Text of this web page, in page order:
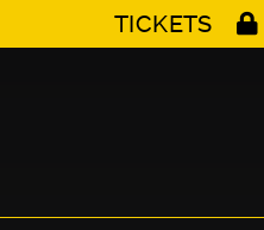
TICKETS